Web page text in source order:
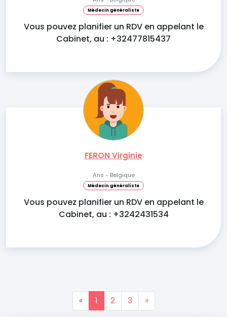
Médecin généraliste
Vous pouvez planifier un RDV en appelant le
Cabinet, au : +32477815437
FERON Virginie
Ans - Belgique
Médecin généraliste
Vous pouvez planifier un RDV en appelant le
Cabinet, au : +3242431534
« 1 2 3 »